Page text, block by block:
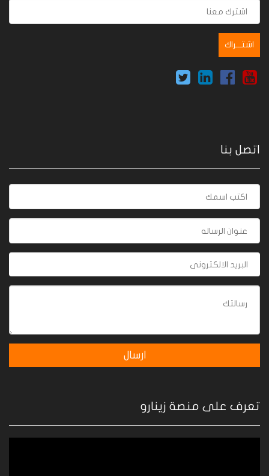
اتصل بنا
تعرف على منصة زينارو